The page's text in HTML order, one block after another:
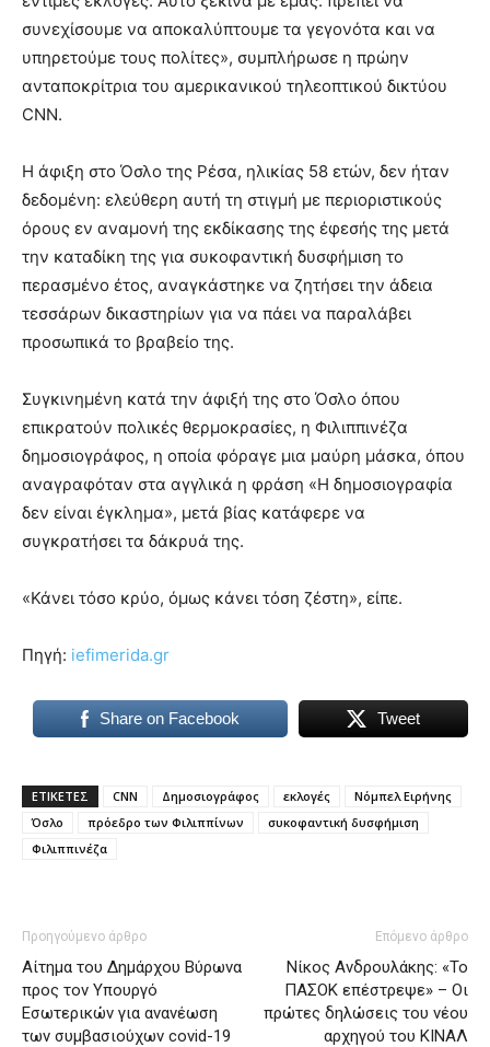
συνεχίσουμε να αποκαλύπτουμε τα γεγονότα και να
υπηρετούμε τους πολίτες», συμπλήρωσε η πρώην
ανταποκρίτρια του αμερικανικού τηλεοπτικού δικτύου
CNN.
Η άφιξη στο Όσλο της Ρέσα, ηλικίας 58 ετών, δεν ήταν
δεδομένη: ελεύθερη αυτή τη στιγμή με περιοριστικούς
όρους εν αναμονή της εκδίκασης της έφεσής της μετά
την καταδίκη της για συκοφαντική δυσφήμιση το
περασμένο έτος, αναγκάστηκε να ζητήσει την άδεια
τεσσάρων δικαστηρίων για να πάει να παραλάβει
προσωπικά το βραβείο της.
Συγκινημένη κατά την άφιξή της στο Όσλο όπου
επικρατούν πολικές θερμοκρασίες, η Φιλιππινέζα
δημοσιογράφος, η οποία φόραγε μια μαύρη μάσκα, όπου
αναγραφόταν στα αγγλικά η φράση «Η δημοσιογραφία
δεν είναι έγκλημα», μετά βίας κατάφερε να
συγκρατήσει τα δάκρυά της.
«Κάνει τόσο κρύο, όμως κάνει τόση ζέστη», είπε.
Πηγή: iefimerida.gr
Share on Facebook Tweet
ΕΤΙΚΕΤΕΣ CNN Δημοσιογράφος εκλογές
Νόμπελ Ειρήνης
Όσλο
πρόεδρο των Φιλιππίνων
συκοφαντική δυσφήμιση
Φιλιππινέζα
Προηγούμενο άρθρο
Αίτημα του Δημάρχου Βύρωνα
προς τον Υπουργό
Εσωτερικών για ανανέωση
των συμβασιούχων covid-19
Επόμενο άρθρο
Νίκος Ανδρουλάκης: «Το
ΠΑΣΟΚ επέστρεψε» – Οι
πρώτες δηλώσεις του νέου
αρχηγού του ΚΙΝΑΛ